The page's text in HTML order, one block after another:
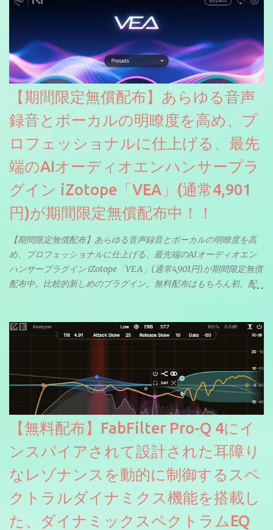
【期間限定無償配布】あらゆる音声
録音とボーカルの明瞭度を高め、プ
ロフェッショナルに仕上げる、最先
端のAIオーディオエンハンサープラ
グイン iZotope「VEA」(通常4,901
円)が期間限定無償配布中！！
【期間限定無償配布】あらゆる音声録音とボーカルの明瞭度を高
め、プロフェッショナルに仕上げる、最先端のAIオーディオエン
ハンサープラグイン iZotope「VEA」(通常4,901円)が期間限定無償
配布中。比較的新しめのプラグイン。無料配布はもちろん初。配
【無料配布】FabFilter Pro-Q 4にイ
ンスパイアされて設計された耳障り
なレゾナンスを動的に制御するスペ
クトラルダイナミクス機能を搭載し
た、ダイナミックスペクトラムEQ